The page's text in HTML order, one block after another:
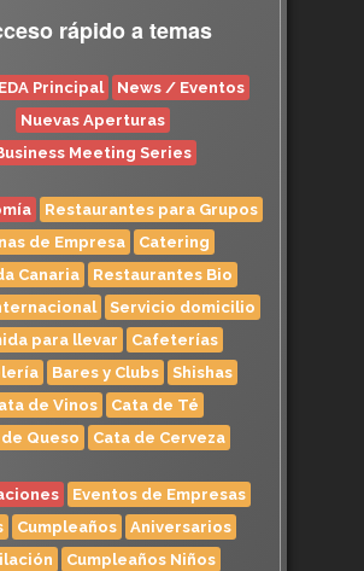
rápido a temas
Principal
News / Eventos
Nuevas Aperturas
Meeting Series
Restaurantes para Grupos
de Empresa
Catering
Canaria
Restaurantes Bio
Servicio domicilio
para llevar
Cafeterías
Bares y Clubs
Shishas
de Vinos
Cata de Té
Queso
Cata de Cerveza
Eventos de Empresas
Cumpleaños
Aniversarios
Cumpleaños Niños